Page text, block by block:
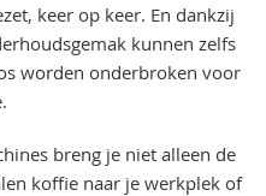
keer op keer. En dankzij
kunnen zelfs
worden onderbroken voor
breng je niet alleen de
koffie naar je werkplek of